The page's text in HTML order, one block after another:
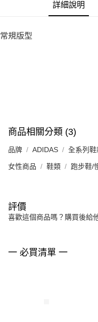
詳細說明
常規版型
商品相關分類 (3)
品牌 ADIDAS 全系列鞋
女性商品 鞋類 跑步鞋/
評價
喜歡這個商品嗎？購買後給
一 必買清單 一